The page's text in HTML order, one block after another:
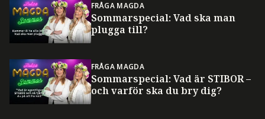
FRÅGA MAGDA
Sommarspecial: Vad ska man
plugga till?
FRÅGA MAGDA
Sommarspecial: Vad är STIBOR –
och varför ska du bry dig?